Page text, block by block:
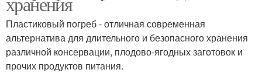
Пластиковый погреб - отличная современная
альтернатива для длительного и безопасного хранения
различной консервации, плодово-ягодных заготовок и
прочих продуктов питания.